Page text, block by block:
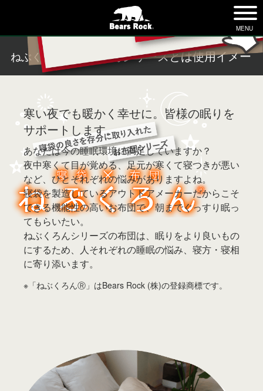
MENU
ねぶくろん ねぶくろんシリーズとは使用イメージ
寒い夜でも暖かく幸せに。皆様の眠りを
サポートします。
あなたは今の睡眠環境に満足していますか？
夜中寒くて目が覚める、足元が寒くて寝つきが悪い
など、ひとそれぞれの悩みがありますよね。
寝袋を製造しているアウトドアメーカーだからこそ
できる機能性の高いお布団で、朝までぐっすり眠っ
てもらいたい。
ねぶくろんシリーズの布団は、眠りをより良いもの
にするため、人それぞれの睡眠の悩み、寝方・寝相
に寄り添います。
※「ねぶくろんⓇ」はBears Rock (株)の登録商標です。